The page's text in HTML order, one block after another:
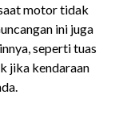
motor tidak
ini juga
seperti tuas
jika kendaraan